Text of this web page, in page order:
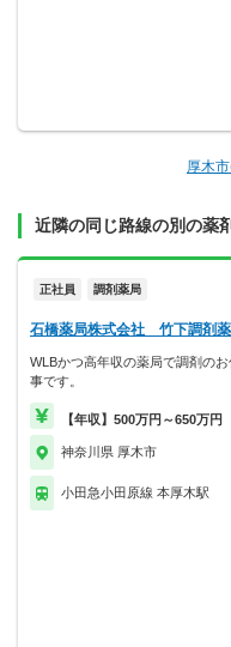
厚木
近隣の同じ路線の別の薬
正社員 調剤薬局
石橋薬局株式会社 竹下調剤
WLBかつ高年収の薬局で調剤のお
事です。
【年収】500万円～650万円
神奈川県 厚木市
小田急小田原線 本厚木駅